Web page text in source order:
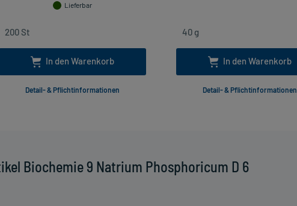
Biochemie 9 Natrium Phosphoricum D 6
Lieferbar
In den Warenkorb
Detail- & Pflichtinformationen
In den Warenkorb
Detail- & Pflichtinformationen